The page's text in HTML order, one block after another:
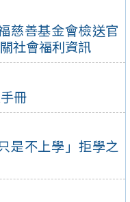
慈善基金會檢送官
社會福利資訊
冊
是不上學」拒學之